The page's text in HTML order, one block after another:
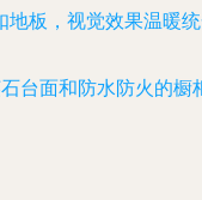
板，视觉效果温暖
面和防水防火的橱